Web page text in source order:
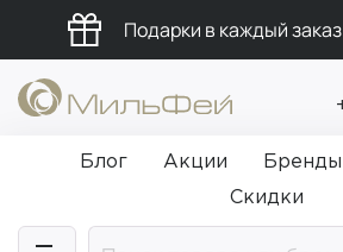
Подарки в каждый
Бесплатная доставка
Промокод
Блог Акции Бренды
Скидки